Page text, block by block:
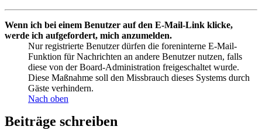
Wenn ich bei einem Benutzer auf den E-Mail-Link klicke,
werde ich aufgefordert, mich anzumelden.
Nur registrierte Benutzer dürfen die foreninterne E-Mail-
Funktion für Nachrichten an andere Benutzer nutzen, falls
diese von der Board-Administration freigeschaltet wurde.
Diese Maßnahme soll den Missbrauch dieses Systems durch
Gäste verhindern.
Nach oben
Beiträge schreiben